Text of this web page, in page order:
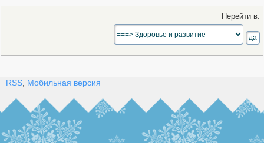
Перейти в:
RSS Мобильная версия